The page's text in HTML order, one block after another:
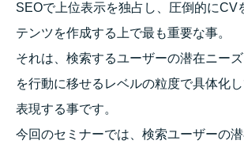
SEOで上位表示を独占し、 圧倒的にCV
テンツを作成する上で最も重要な事。
それは、検索するユーザーの潜在ニーズ
を行動に移せるレベルの粒度で具体化
表現する事です。
今回のセミナーでは、検索ユーザーの